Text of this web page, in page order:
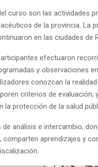
curso son las actividades
de la provincia. La
en las ciudades de
efectuaron
y observaciones
conozcan la
criterios de evaluación,
la protección de la salud
análisis e intercambio,
comparten aprendizajes y